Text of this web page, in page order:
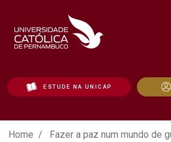
ESTUDE NA UNICAP
Fazer a paz num mundo
Home Fazer a paz num mundo de